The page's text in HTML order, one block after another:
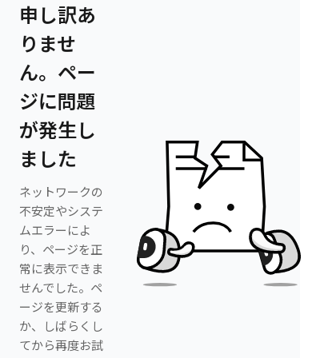
申し訳あ
りませ
ん。ペー
ジに問題
が発生し
ました
ネットワークの
不安定やシステ
ムエラーによ
り、ページを正
常に表示できま
せんでした。ペ
ージを更新する
か、しばらくし
てから再度お試